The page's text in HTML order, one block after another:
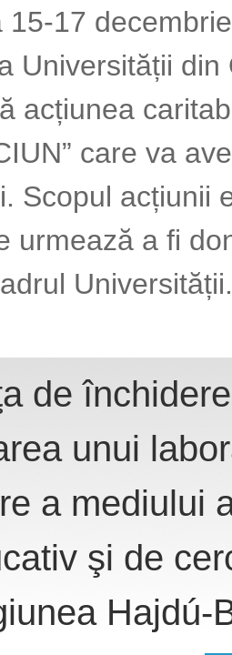
15-17
Universității din
acțiunea
care va
Scopul acțiunii
urmează a fi
Universității.
de
unui
a mediului
şi de
Hajdú-